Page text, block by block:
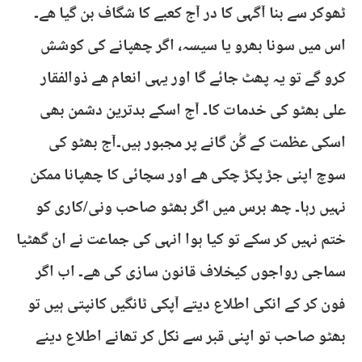
ٹھوکر سے بنا آگہی کا در آج کعبے کا شگاف بن گیا ھے۔
اس میں سونا بھرو یا سیسہ، اگر چھپانے کی کوشش
کرو گے تو یہ پھٹ جائے گا اور یہی انعام ھے ذوالفقار
علی بھٹو کی خدمات کا۔ آج اسکے بدترین دشمن بھی
اسکی عظمت کے گُن گانے پر مجبور ہیں۔آج بھٹو کی
سوچ اپنی جڑ پکڑ چکی ھے اور سچائی کا چھپانا ممکن
نہیں رہا۔ چھ برس میں اگر بھٹو صاحب ونی/کاری کو
ختم نہیں کر سکے تو کیا ہوا انہی کی جماعت نے ان گھٹیا
سماجی رواجوں کیخلاف قانون سازی کی ھے۔ اب اگر
فون کر کے انکی اطلاع دیتے آپکی ٹانگیں کانپتی ہیں تو
بھٹو صاحب تو اپنی قبر سے نکل کر تھانے اطلاع دینے